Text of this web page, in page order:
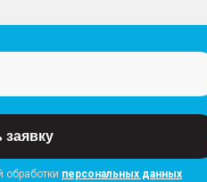
заявку
обработки персональных данных